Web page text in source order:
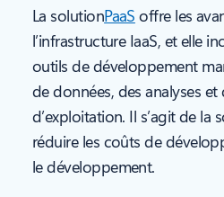
La solutionPaaS offre les
l’infrastructure IaaS, et elle
outils de développement
de données, des analyses et
d’exploitation. Il s’agit de la
réduire les coûts de
le développement.